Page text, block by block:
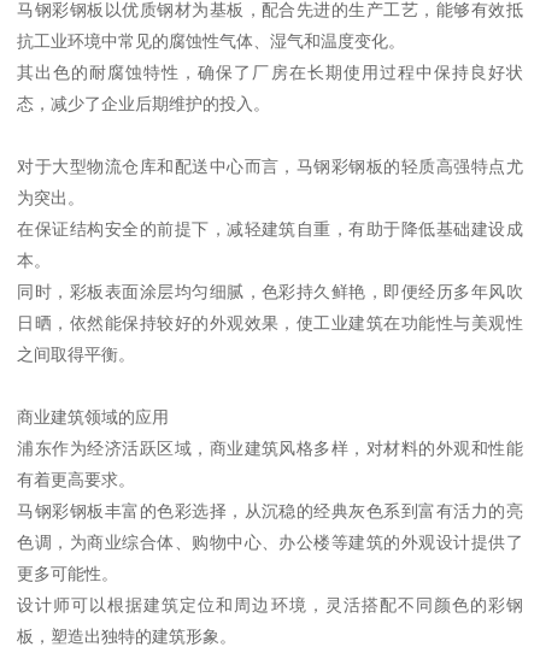
马钢彩钢板以优质钢材为基板，配合先进的生产工艺，能够有效抵
抗工业环境中常见的腐蚀性气体、湿气和温度变化。
其出色的耐腐蚀特性，确保了厂房在长期使用过程中保持良好状
态，减少了企业后期维护的投入。
对于大型物流仓库和配送中心而言，马钢彩钢板的轻质高强特点尤
为突出。
在保证结构安全的前提下，减轻建筑自重，有助于降低基础建设成
本。
同时，彩板表面涂层均匀细腻，色彩持久鲜艳，即便经历多年风吹
日晒，依然能保持较好的外观效果，使工业建筑在功能性与美观性
之间取得平衡。
商业建筑领域的应用
浦东作为经济活跃区域，商业建筑风格多样，对材料的外观和性能
有着更高要求。
马钢彩钢板丰富的色彩选择，从沉稳的经典灰色系到富有活力的亮
色调，为商业综合体、购物中心、办公楼等建筑的外观设计提供了
更多可能性。
设计师可以根据建筑定位和周边环境，灵活搭配不同颜色的彩钢
板，塑造出独特的建筑形象。